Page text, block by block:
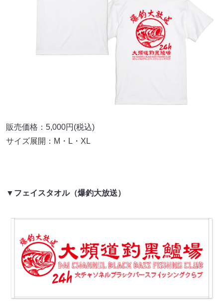
販売価格：5,000円(税込)
サイズ展開：M・L・XL
▼フェイスタオル（爆釣大放送）